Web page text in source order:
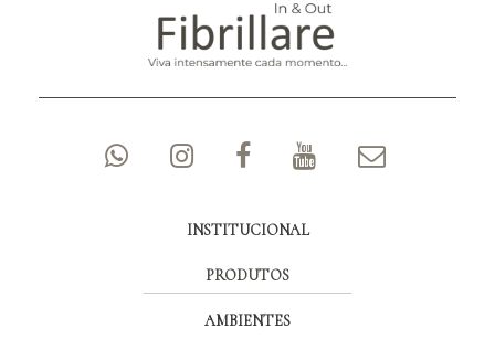
INSTITUCIONAL
PRODUTOS
AMBIENTES